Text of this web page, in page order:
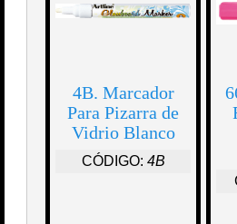
4B. Marcador
Para Pizarra de
Vidrio Blanco
CÓDIGO: 4B